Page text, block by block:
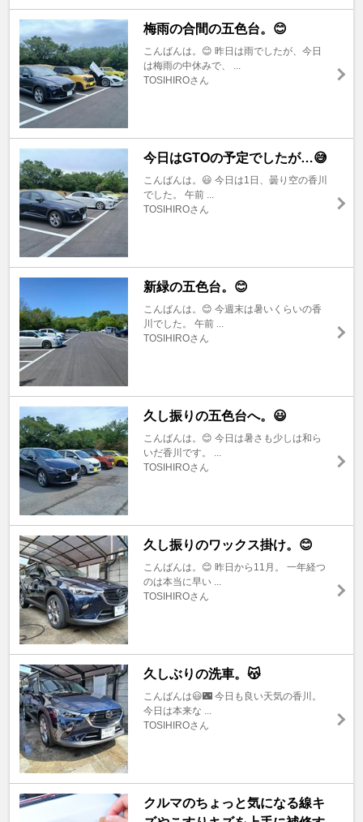
梅雨の合間の五色台。😊
こんばんは。😊 昨日は雨でしたが、今日
は梅雨の中休みで、 ...
TOSIHIROさん
今日はGTOの予定でしたが…😅
こんばんは。😃 今日は1日、曇り空の香川
でした。 午前 ...
TOSIHIROさん
新緑の五色台。😊
こんばんは。😊 今週末は暑いくらいの香
川でした。 午前 ...
TOSIHIROさん
久し振りの五色台へ。😃
こんばんは。😊 今日は暑さも少しは和ら
いだ香川です。 ...
TOSIHIROさん
久し振りのワックス掛け。😊
こんばんは。😊 昨日から11月。 一年経つ
のは本当に早い ...
TOSIHIROさん
久しぶりの洗車。😽
こんばんは😃🌃 今日も良い天気の香川。
今日は本来な ...
TOSIHIROさん
クルマのちょっと気になる線キ